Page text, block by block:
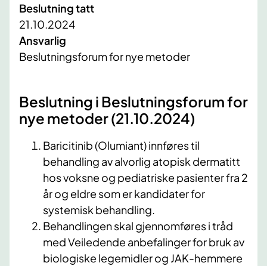
Beslutning tatt
21.10.2024
Ansvarlig
Beslutningsforum for nye metoder
Beslutning i Beslutningsforum for
nye metoder (21.10.2024)
Baricitinib (Olumiant) innføres til
behandling av alvorlig atopisk dermatitt
hos voksne og pediatriske pasienter fra 2
år og eldre som er kandidater for
systemisk behandling.
Behandlingen skal gjennomføres i tråd
med Veiledende anbefalinger for bruk av
biologiske legemidler og JAK-hemmere